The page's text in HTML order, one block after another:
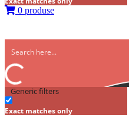
0 produse
Generic filters
Exact matches only